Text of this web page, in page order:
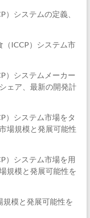
システムの定義、
ICCP）システム市
）システムメーカー
ェア、最新の開発計
）システム市場をタ
場規模と発展可能性
）システム市場を用
規模と発展可能性を
模と発展可能性を